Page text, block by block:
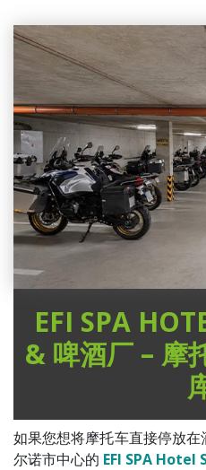
EFI SPA
& 啤酒厂 – 摩
如果您想将摩托车直接停放
尔诺市中心的 EFI SPA Hotel